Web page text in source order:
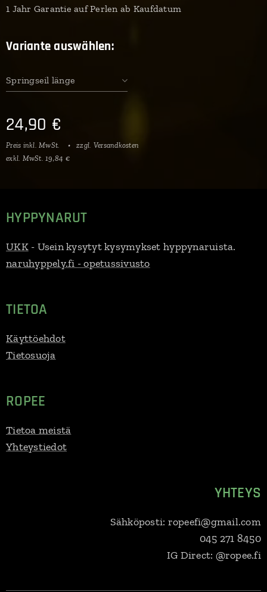
1 Jahr Garantie auf Perlen ab Kaufdatum
Variante auswählen:
Springseil länge
24,90 €
Preis inkl. MwSt.
zzgl. Versandkosten
exkl. MwSt. 19,84 €
HYPPYNARUT
UKK- Usein kysytyt kysymykset hyppynaruista.
naruhyppely.fi - opetussivusto
TIETOA
Käyttöehdot
Tietosuoja
ROPEE
Tietoa meistä
Yhteystiedot
YHTEYS
Sähköposti: ropeefi@gmail.com
045 271 8450
IG Direct: @ropee.fi